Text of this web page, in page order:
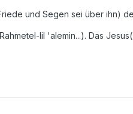
und Segen sei über ihn)
lil 'alemin...). Das